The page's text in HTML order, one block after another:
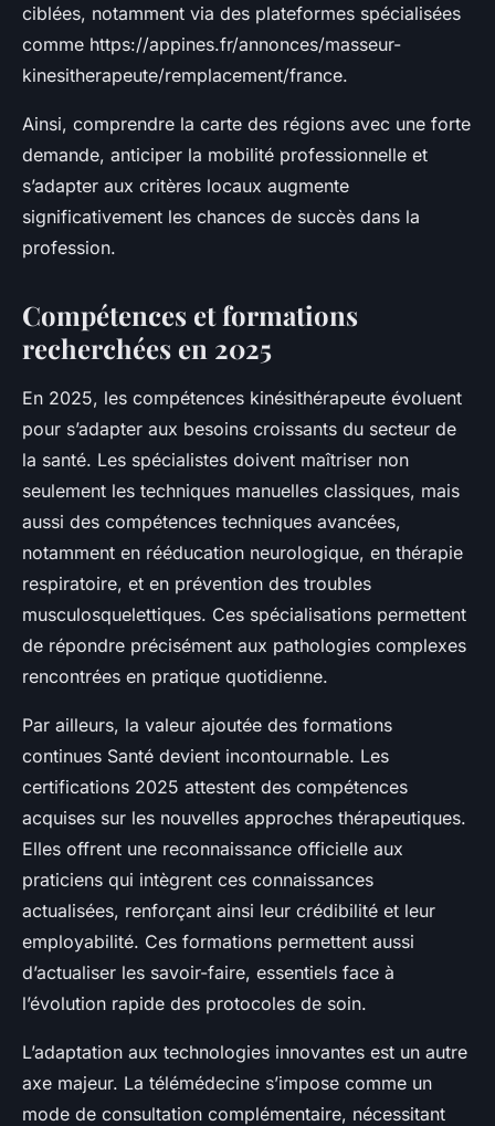
ciblées, notamment via des plateformes spécialisées
comme https://appines.fr/annonces/masseur-
kinesitherapeute/remplacement/france.
Ainsi, comprendre la carte des régions avec une forte
demande, anticiper la mobilité professionnelle et
s’adapter aux critères locaux augmente
significativement les chances de succès dans la
profession.
Compétences et formations
recherchées en 2025
En 2025, les compétences kinésithérapeute évoluent
pour s’adapter aux besoins croissants du secteur de
la santé. Les spécialistes doivent maîtriser non
seulement les techniques manuelles classiques, mais
aussi des compétences techniques avancées,
notamment en rééducation neurologique, en thérapie
respiratoire, et en prévention des troubles
musculosquelettiques. Ces spécialisations permettent
de répondre précisément aux pathologies complexes
rencontrées en pratique quotidienne.
Par ailleurs, la valeur ajoutée des formations
continues Santé devient incontournable. Les
certifications 2025 attestent des compétences
acquises sur les nouvelles approches thérapeutiques.
Elles offrent une reconnaissance officielle aux
praticiens qui intègrent ces connaissances
actualisées, renforçant ainsi leur crédibilité et leur
employabilité. Ces formations permettent aussi
d’actualiser les savoir-faire, essentiels face à
l’évolution rapide des protocoles de soin.
L’adaptation aux technologies innovantes est un autre
axe majeur. La télémédecine s’impose comme un
mode de consultation complémentaire, nécessitant